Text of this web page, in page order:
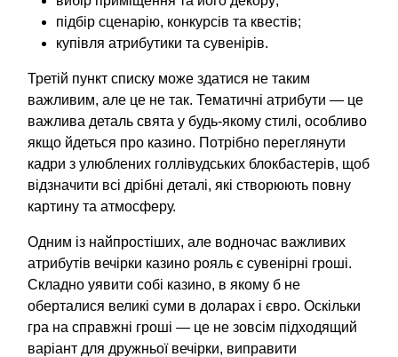
підбір сценарію, конкурсів та квестів;
купівля атрибутики та сувенірів.
Третій пункт списку може здатися не таким
важливим, але це не так. Тематичні атрибути — це
важлива деталь свята у будь-якому стилі, особливо
якщо йдеться про казино. Потрібно переглянути
кадри з улюблених голлівудських блокбастерів, щоб
відзначити всі дрібні деталі, які створюють повну
картину та атмосферу.
Одним із найпростіших, але водночас важливих
атрибутів вечірки казино рояль є сувенірні гроші.
Складно уявити собі казино, в якому б не
оберталися великі суми в доларах і євро. Оскільки
гра на справжні гроші — це не зовсім підходящий
варіант для дружньої вечірки, виправити